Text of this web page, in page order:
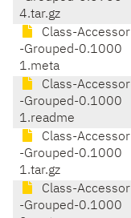
4.tar.gz
Class-Accessor
-Grouped-0.1000
1.meta
Class-Accessor
-Grouped-0.1000
1.readme
Class-Accessor
-Grouped-0.1000
1.tar.gz
Class-Accessor
-Grouped-0.1000